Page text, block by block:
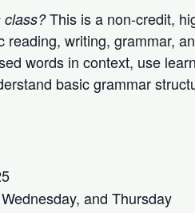
class?This is a non-credit,
reading, writing, grammar,
words in context, use
basic grammar
and Thursday